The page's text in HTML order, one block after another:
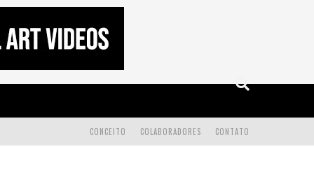
CONTATO
COLABORADORES
CONCEITO